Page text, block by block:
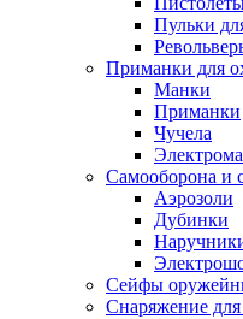
Пульки
Приманки для
Манки
Приманки
Чучела
Самооборона и
Аэрозоли
Дубинки
Сейфы
Снаряжение для